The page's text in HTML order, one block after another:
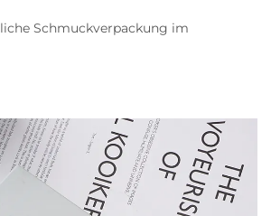
Schmuckverpackung im